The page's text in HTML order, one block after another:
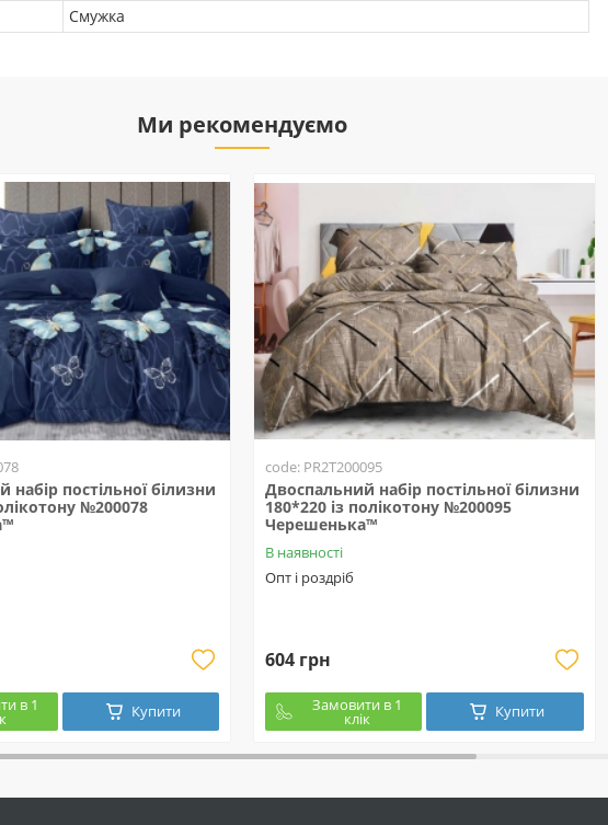
Смужка
Ми рекомендуємо
набір постільної білизни
№200078
в 1 Купити
code: PR2T200095
Двоспальний набір постільної білизни
180*220 із полікотону №200095
Черешенька™
В наявності
Опт і роздріб
604 грн
Замовити в 1
клік Купити